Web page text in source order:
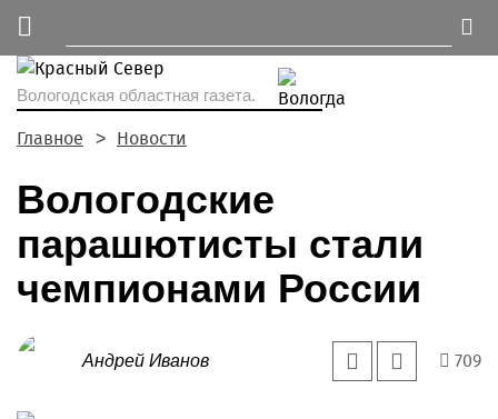
Вологодская областная газета.
Главное Новости
Вологодские
парашютисты стали
чемпионами России
Андрей Иванов 709